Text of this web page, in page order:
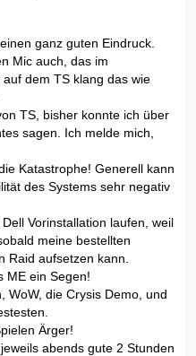
ganz guten Eindruck.
Mic auch, das im
dem TS klang das wie
TS, bisher konnte ich über
sagen. Ich melde mich,
Katastrophe! Generell kann
des Systems sehr negativ
Vorinstallation laufen, weil
meine bestellten
Raid aufsetzen kann.
ME ein Segen!
WoW, die Crysis Demo, und
Ärger!
abends gute 2 Stunden